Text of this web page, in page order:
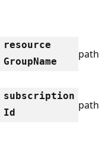
resource
GroupName
path
subscription
Id
path